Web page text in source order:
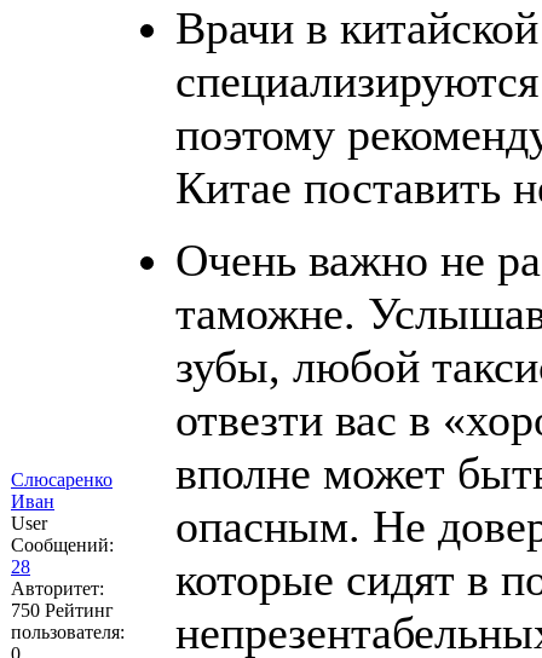
Слюсаренко
Иван
User
Сообщений:
28
Авторитет:
750 Рейтинг
пользователя:
0
Врачи в
поэтому
Китае поставить
Очень важно не
таможне.
зубы, любой
отвезти вас в
вполне может
опасным. Не
которые сидят в